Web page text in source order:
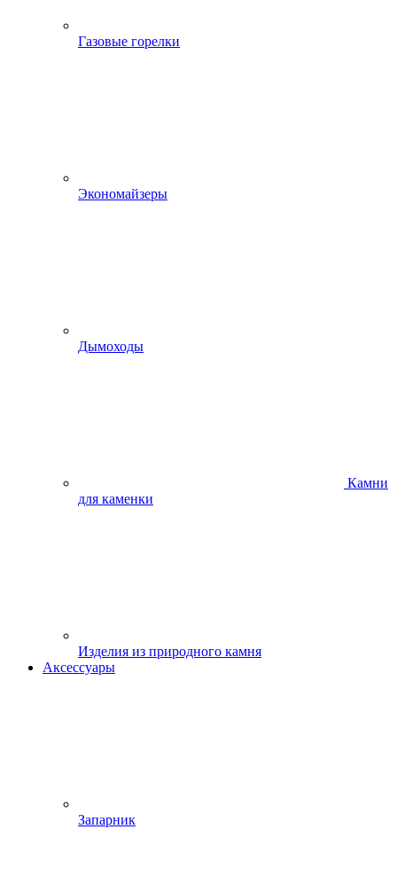
Газовые горелки
Экономайзеры
Дымоходы
Камни
для каменки
Изделия из природного камня
Аксессуары
Запарник